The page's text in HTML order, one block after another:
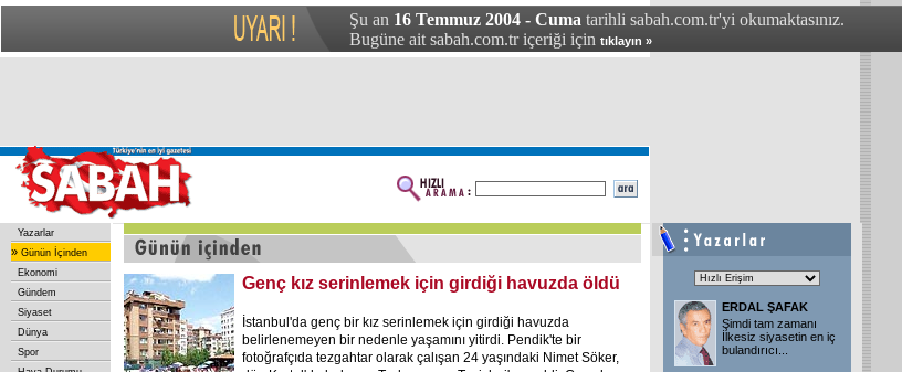
Şu an 16 Temmuz 2004 - Cuma tarihli sabah.com.tr'yi okumaktasınız.
Bugüne ait sabah.com.tr içeriği için tıklayın »
Yazarlar
» Günün İçinden
Ekonomi
Gündem
Siyaset
Dünya
Spor
Genç kız serinlemek için girdiği havuzda öldü
İstanbul'da genç bir kız serinlemek için girdiği havuzda
belirlenemeyen bir nedenle yaşamını yitirdi. Pendik'te bir
fotoğrafçıda tezgahtar olarak çalışan 24 yaşındaki Nimet Söker,
ERDAL ŞAFAK
Şimdi tam zamanı
İlkesiz siyasetin en iç
bulandırıcı